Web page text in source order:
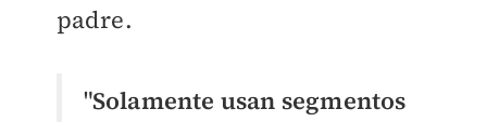
padre.
"Solamente usan segmentos